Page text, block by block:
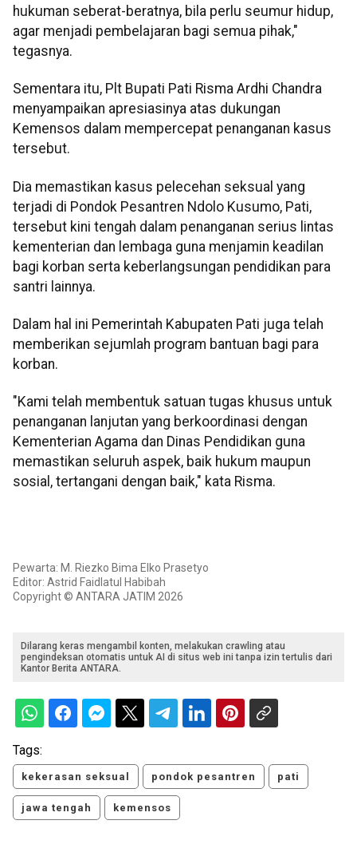
hukuman seberat-beratnya, bila perlu seumur hidup,
agar menjadi pembelajaran bagi semua pihak,"
tegasnya.
Sementara itu, Plt Bupati Pati Risma Ardhi Chandra
menyampaikan apresiasinya atas dukungan
Kemensos dalam mempercepat penanganan kasus
tersebut.
Dia memastikan kasus pelecehan seksual yang
terjadi di Pondok Pesantren Ndolo Kusumo, Pati,
tersebut kini tengah dalam penanganan serius lintas
kementerian dan lembaga guna menjamin keadilan
bagi korban serta keberlangsungan pendidikan para
santri lainnya.
Dalam hal ini Pemerintah Kabupaten Pati juga telah
memberikan sejumlah program bantuan bagi para
korban.
"Kami telah membentuk satuan tugas khusus untuk
penanganan lanjutan yang berkoordinasi dengan
Kementerian Agama dan Dinas Pendidikan guna
memastikan seluruh aspek, baik hukum maupun
sosial, tertangani dengan baik," kata Risma.
Pewarta: M. Riezko Bima Elko Prasetyo
Editor: Astrid Faidlatul Habibah
Copyright © ANTARA JATIM 2026
Dilarang keras mengambil konten, melakukan crawling atau
pengindeksan otomatis untuk AI di situs web ini tanpa izin tertulis dari
Kantor Berita ANTARA.
Tags:
kekerasan seksual pondok pesantren pati
jawa tengah kemensos